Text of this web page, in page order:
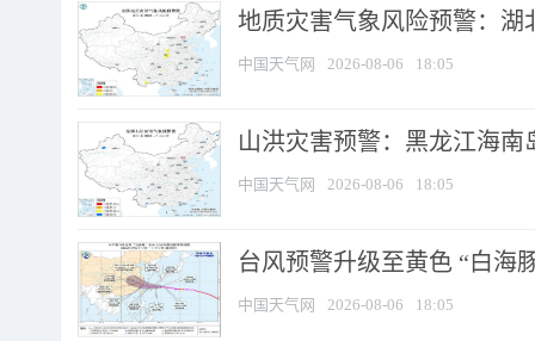
地质灾害气象风险预警：湖
中国天气网 2026-08-06 18:05
山洪灾害预警：黑龙江海
中国天气网 2026-08-06 18:05
台风预警升级至黄色 “白海
中国天气网 2026-08-06 18:05